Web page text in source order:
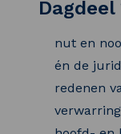
Dagdeel
nut en
én de
redenen